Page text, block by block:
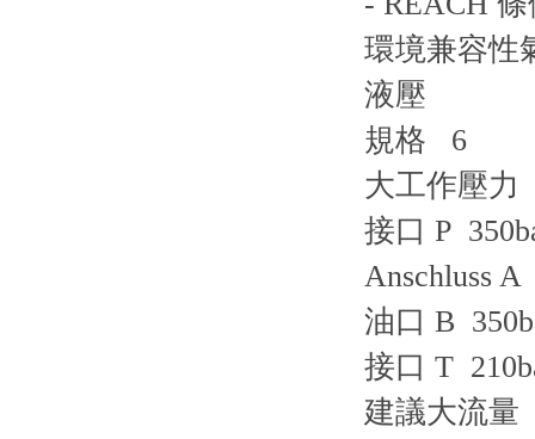
環境兼容性
液壓
規格 6
大工作壓力
接口 P
Anschluss A
油口 B
接口 T
建議大流量